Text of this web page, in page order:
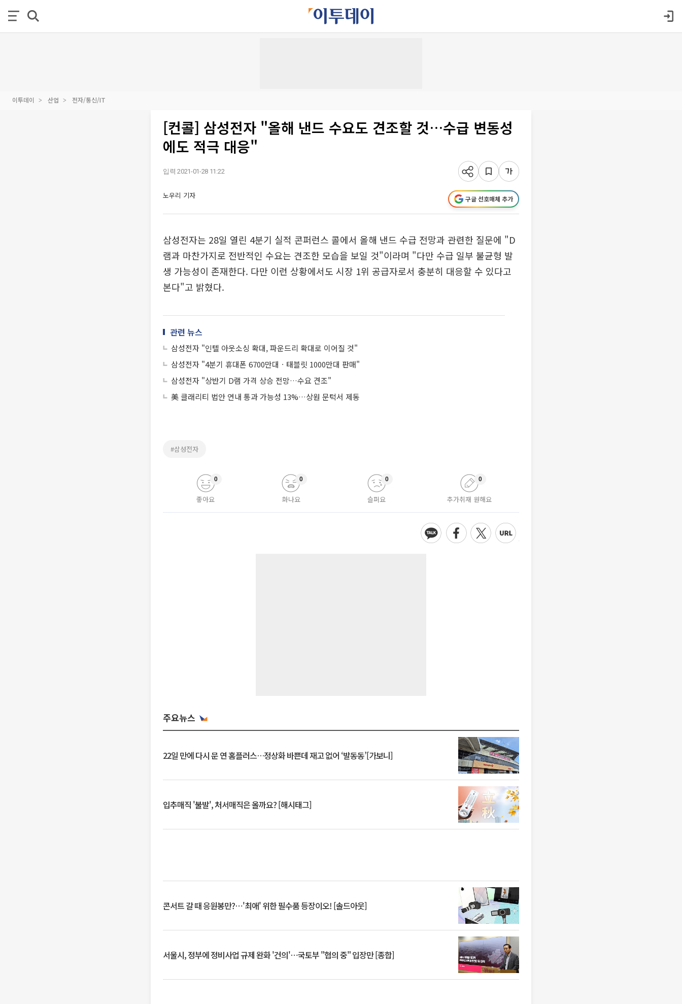
이투데이 산업 전자/통신/IT
[컨콜] 삼성전자 "올해 낸드 수요도 견조할 것…수급 변동성
에도 적극 대응"
입력 2021-01-28 11:22
노우리 기자 구글 선호매체 추가
삼성전자는 28일 열린 4분기 실적 콘퍼런스 콜에서 올해 낸드 수급 전망과 관련한 질문에 "D
램과 마찬가지로 전반적인 수요는 견조한 모습을 보일 것"이라며 "다만 수급 일부 불균형 발
생 가능성이 존재한다. 다만 이런 상황에서도 시장 1위 공급자로서 충분히 대응할 수 있다고
본다"고 밝혔다.
관련 뉴스
삼성전자 "인텔 아웃소싱 확대, 파운드리 확대로 이어질 것"
삼성전자 "4분기 휴대폰 6700만대ㆍ태블릿 1000만대 판매"
삼성전자 "상반기 D램 가격 상승 전망…수요 견조"
美 클래리티 법안 연내 통과 가능성 13%…상원 문턱서 제동
#삼성전자
좋아요
0
화나요
0
슬퍼요
0
추가취재 원해요
0
주요뉴스
22일 만에 다시 문 연 홈플러스…정상화 바쁜데 재고 없어 ‘발동동’[가보니]
입추매직 '불발', 처서매직은 올까요? [해시태그]
콘서트 갈 때 응원봉만?⋯'최애' 위한 필수품 등장이오! [솔드아웃]
서울시, 정부에 정비사업 규제 완화 '건의'⋯국토부 "협의 중" 입장만 [종합]